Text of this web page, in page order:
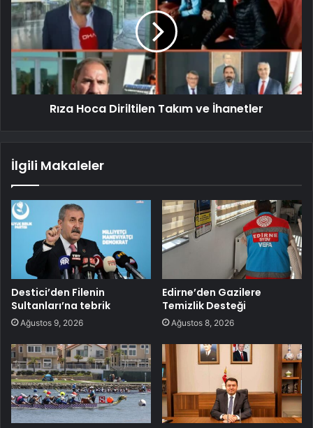
Rıza Hoca Diriltilen Takım ve İhanetler
İlgili Makaleler
Destici’den Filenin
Sultanları’na tebrik
Ağustos 9, 2026
Edirne’den Gazilere
Temizlik Desteği
Ağustos 8, 2026